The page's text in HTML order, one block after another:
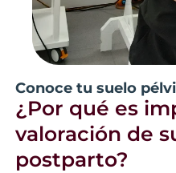
Conoce tu suelo
¿Por qué es
valoración de
postparto?